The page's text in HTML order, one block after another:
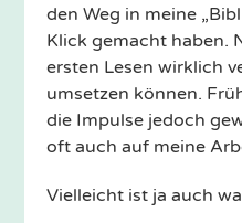
den Weg in meine
Klick gemacht haben.
ersten Lesen wirklich
umsetzen können.
die Impulse jedoch
oft auch auf meine
Vielleicht ist ja auch